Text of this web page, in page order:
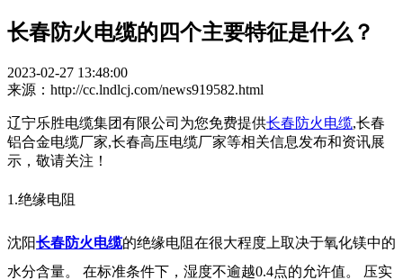
长春防火电缆的四个主要特征是什么？
2023-02-27 13:48:00
来源：http://cc.lndlcj.com/news919582.html
辽宁乐胜电缆集团有限公司为您免费提供长春防火电缆,长春
铝合金电缆厂家,长春高压电缆厂家等相关信息发布和资讯展
示，敬请关注！
1.绝缘电阻
沈阳长春防火电缆的绝缘电阻在很大程度上取决于氧化镁中的
水分含量。 在标准条件下，湿度不逾越0.4点的允许值。 压实